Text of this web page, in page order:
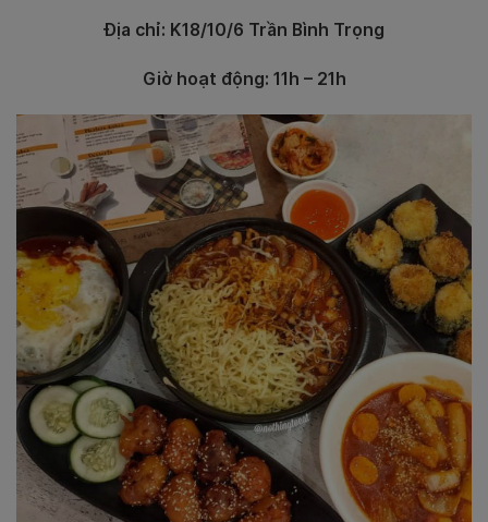
Địa chỉ: K18/10/6 Trần Bình Trọng
Giờ hoạt động: 11h – 21h